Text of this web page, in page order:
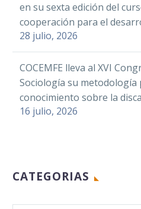
en su sexta edición del
cooperación para el
28 julio, 2026
COCEMFE lleva al XVI
Sociología su metodología
conocimiento sobre la
16 julio, 2026
CATEGORIAS